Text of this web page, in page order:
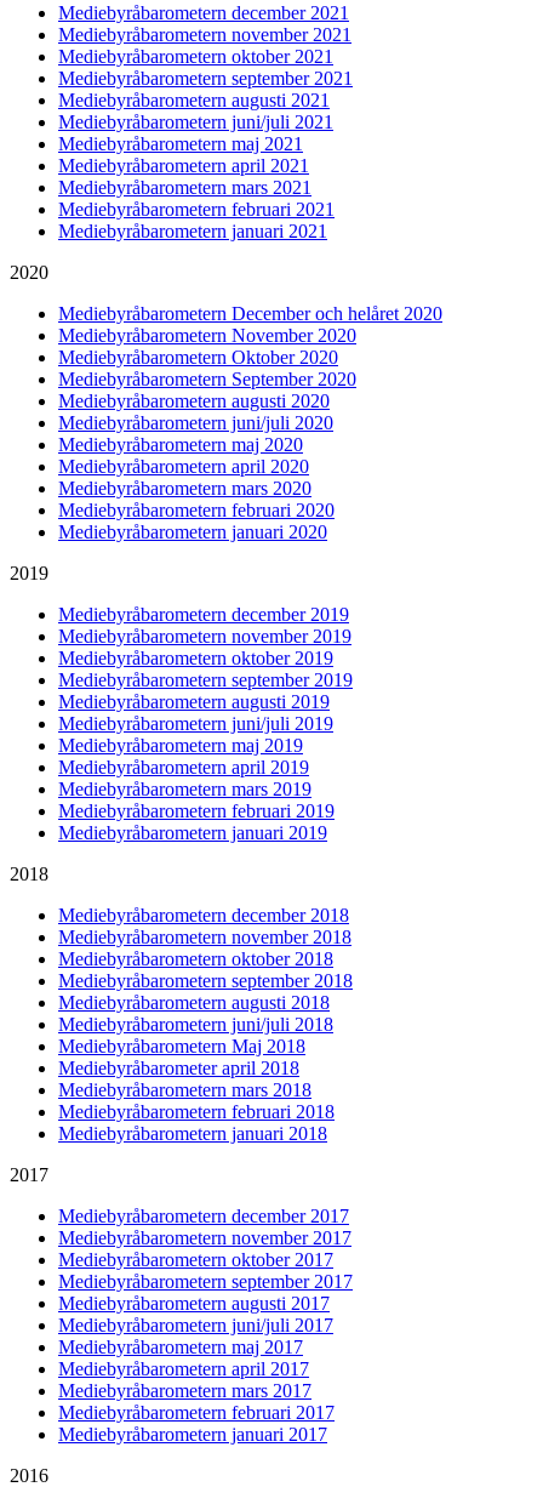
Mediebyråbarometern december 2021
Mediebyråbarometern november 2021
Mediebyråbarometern oktober 2021
Mediebyråbarometern september 2021
Mediebyråbarometern augusti 2021
Mediebyråbarometern juni/juli 2021
Mediebyråbarometern maj 2021
Mediebyråbarometern april 2021
Mediebyråbarometern mars 2021
Mediebyråbarometern februari 2021
Mediebyråbarometern januari 2021
2020
Mediebyråbarometern December och helåret 2020
Mediebyråbarometern November 2020
Mediebyråbarometern Oktober 2020
Mediebyråbarometern September 2020
Mediebyråbarometern augusti 2020
Mediebyråbarometern juni/juli 2020
Mediebyråbarometern maj 2020
Mediebyråbarometern april 2020
Mediebyråbarometern mars 2020
Mediebyråbarometern februari 2020
Mediebyråbarometern januari 2020
2019
Mediebyråbarometern december 2019
Mediebyråbarometern november 2019
Mediebyråbarometern oktober 2019
Mediebyråbarometern september 2019
Mediebyråbarometern augusti 2019
Mediebyråbarometern juni/juli 2019
Mediebyråbarometern maj 2019
Mediebyråbarometern april 2019
Mediebyråbarometern mars 2019
Mediebyråbarometern februari 2019
Mediebyråbarometern januari 2019
2018
Mediebyråbarometern december 2018
Mediebyråbarometern november 2018
Mediebyråbarometern oktober 2018
Mediebyråbarometern september 2018
Mediebyråbarometern augusti 2018
Mediebyråbarometern juni/juli 2018
Mediebyråbarometern Maj 2018
Mediebyråbarometer april 2018
Mediebyråbarometern mars 2018
Mediebyråbarometern februari 2018
Mediebyråbarometern januari 2018
2017
Mediebyråbarometern december 2017
Mediebyråbarometern november 2017
Mediebyråbarometern oktober 2017
Mediebyråbarometern september 2017
Mediebyråbarometern augusti 2017
Mediebyråbarometern juni/juli 2017
Mediebyråbarometern maj 2017
Mediebyråbarometern april 2017
Mediebyråbarometern mars 2017
Mediebyråbarometern februari 2017
Mediebyråbarometern januari 2017
2016